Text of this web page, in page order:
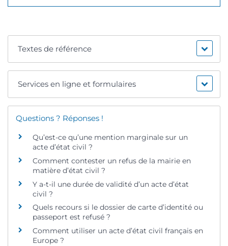
Textes de référence
Services en ligne et formulaires
Questions ? Réponses !
Qu’est-ce qu’une mention marginale sur un
acte d’état civil ?
Comment contester un refus de la mairie en
matière d’état civil ?
Y a-t-il une durée de validité d’un acte d’état
civil ?
Quels recours si le dossier de carte d’identité ou
passeport est refusé ?
Comment utiliser un acte d’état civil français en
Europe ?